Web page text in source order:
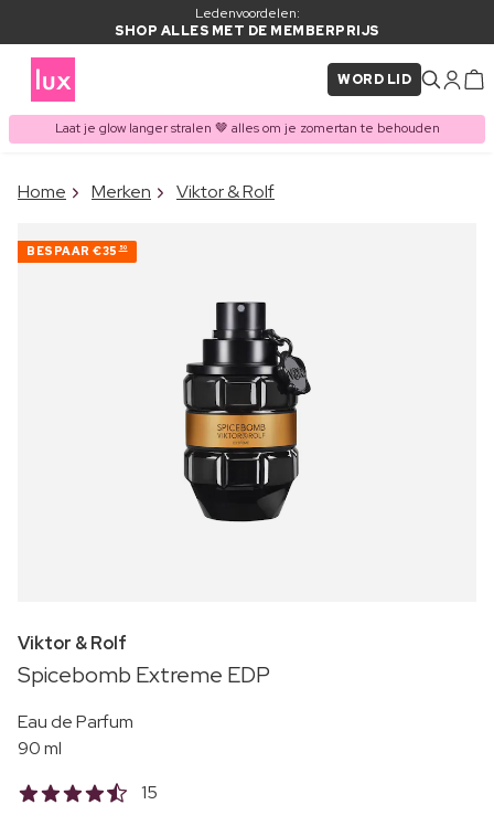
Ledenvoordelen:
SHOP ALLES MET DE MEMBERPRIJS
WORD LID
Laat je glow langer stralen 🤎 alles om je zomertan te behouden
ITEM TOEGEVOEGD AAN
Home Merken Viktor & Rolf
BESPAAR €35 50
Viktor & Rolf
Spicebomb Extreme EDP
Eau de Parfum
90 ml
15